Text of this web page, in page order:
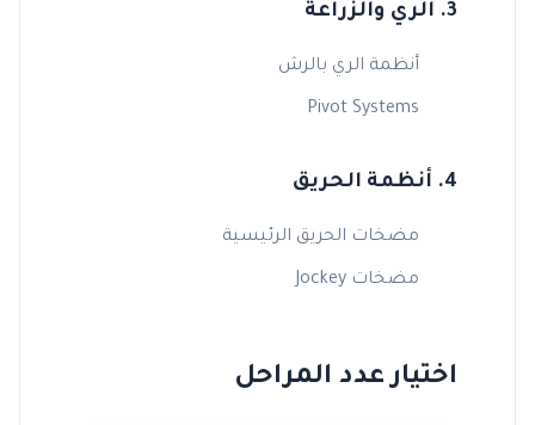
3. الري والزراعة
أنظمة الري بالرش
Pivot Systems
4. أنظمة الحريق
مضخات الحريق الرئيسية
مضخات Jockey
اختيار عدد المراحل